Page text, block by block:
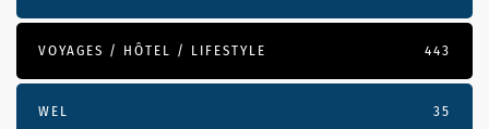
VOYAGES / HÔTEL / LIFESTYLE 443
WEL 35